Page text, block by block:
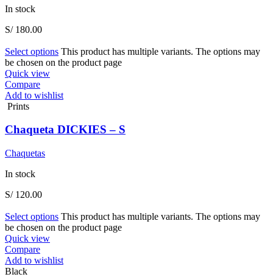
In stock
S/180.00
Select options This product has multiple variants. The options may
be chosen on the product page
Quick view
Compare
Add to wishlist
Prints
Chaqueta DICKIES – S
Chaquetas
In stock
S/120.00
Select options This product has multiple variants. The options may
be chosen on the product page
Quick view
Compare
Add to wishlist
Black